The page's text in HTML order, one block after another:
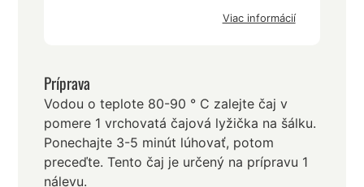
Viac informácií
Príprava
Vodou o teplote 80-90 ° C zalejte čaj v
pomere 1 vrchovatá čajová lyžička na šálku.
Ponechajte 3-5 minút lúhovať, potom
preceďte. Tento čaj je určený na prípravu 1
nálevu.